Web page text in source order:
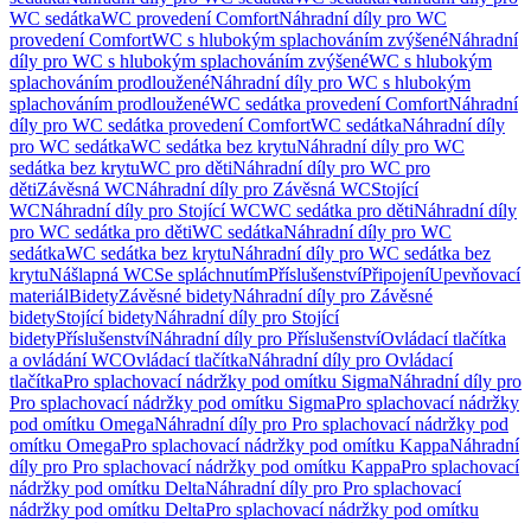
WC sedátkaWC provedení ComfortNáhradní díly pro WC
provedení ComfortWC s hlubokým splachováním zvýšenéNáhradní
díly pro WC s hlubokým splachováním zvýšenéWC s hlubokým
splachováním prodlouženéNáhradní díly pro WC s hlubokým
splachováním prodlouženéWC sedátka provedení ComfortNáhradní
díly pro WC sedátka provedení ComfortWC sedátkaNáhradní díly
pro WC sedátkaWC sedátka bez krytuNáhradní díly pro WC
sedátka bez krytuWC pro dětiNáhradní díly pro WC pro
dětiZávěsná WCNáhradní díly pro Závěsná WCStojící
WCNáhradní díly pro Stojící WCWC sedátka pro dětiNáhradní díly
pro WC sedátka pro dětiWC sedátkaNáhradní díly pro WC
sedátkaWC sedátka bez krytuNáhradní díly pro WC sedátka bez
krytuNášlapná WCSe spláchnutímPříslušenstvíPřipojeníUpevňovací
materiálBidetyZávěsné bidetyNáhradní díly pro Závěsné
bidetyStojící bidetyNáhradní díly pro Stojící
bidetyPříslušenstvíNáhradní díly pro PříslušenstvíOvládací tlačítka
a ovládání WCOvládací tlačítkaNáhradní díly pro Ovládací
tlačítkaPro splachovací nádržky pod omítku SigmaNáhradní díly pro
Pro splachovací nádržky pod omítku SigmaPro splachovací nádržky
pod omítku OmegaNáhradní díly pro Pro splachovací nádržky pod
omítku OmegaPro splachovací nádržky pod omítku KappaNáhradní
díly pro Pro splachovací nádržky pod omítku KappaPro splachovací
nádržky pod omítku DeltaNáhradní díly pro Pro splachovací
nádržky pod omítku DeltaPro splachovací nádržky pod omítku